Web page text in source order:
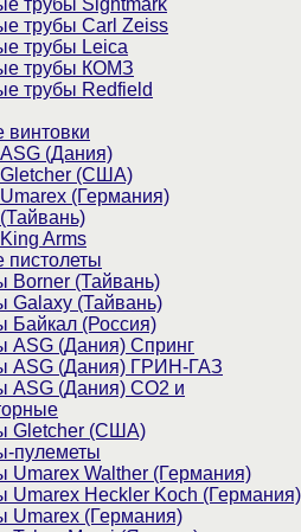
трубы Sightmark
трубы Carl Zeiss
трубы Leica
трубы КОМЗ
трубы Redfield
винтовки
(Дания)
Gletcher (США)
(Германия)
Arms
пистолеты
Borner (Тайвань)
Galaxy (Тайвань)
Байкал (Россия)
ASG (Дания) Спринг
ASG (Дания) ГРИН-ГАЗ
ASG (Дания) CO2 и
Gletcher (США)
пулеметы
Umarex Walther (Германия)
Umarex Heckler Koch (Германия)
Umarex (Германия)